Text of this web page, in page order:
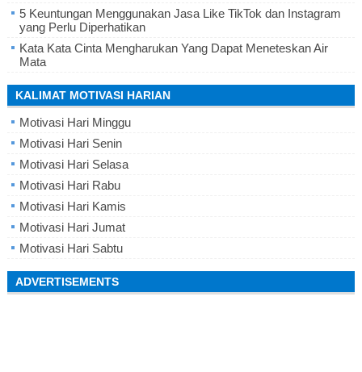
5 Keuntungan Menggunakan Jasa Like TikTok dan Instagram
yang Perlu Diperhatikan
Kata Kata Cinta Mengharukan Yang Dapat Meneteskan Air
Mata
KALIMAT MOTIVASI HARIAN
Motivasi Hari Minggu
Motivasi Hari Senin
Motivasi Hari Selasa
Motivasi Hari Rabu
Motivasi Hari Kamis
Motivasi Hari Jumat
Motivasi Hari Sabtu
ADVERTISEMENTS